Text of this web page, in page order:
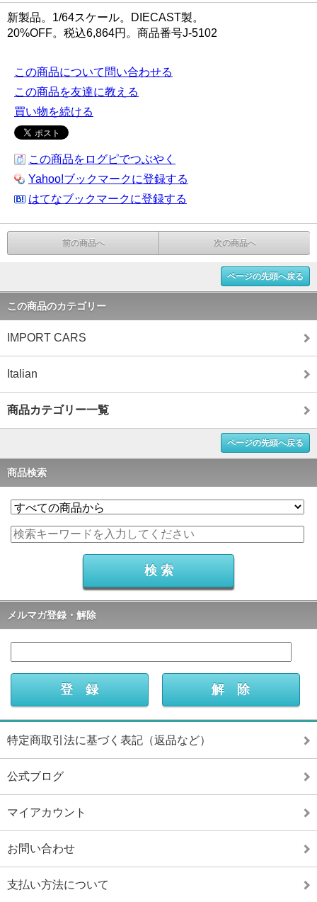
新製品。1/64スケール。DIECAST製。
20%OFF。税込6,864円。商品番号J-5102
この商品について問い合わせる
この商品を友達に教える
買い物を続ける
この商品をログピでつぶやく
Yahoo!ブックマークに登録する
はてなブックマークに登録する
前の商品へ 次の商品へ
ページの先頭へ戻る
この商品のカテゴリー
IMPORT CARS
Italian
商品カテゴリー一覧
ページの先頭へ戻る
商品検索
メルマガ登録・解除
特定商取引法に基づく表記（返品など）
公式ブログ
マイアカウント
お問い合わせ
支払い方法について